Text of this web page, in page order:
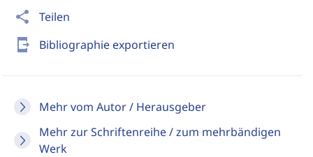
share Teilen
send_to_mobile Bibliographie exportieren
Mehr vom Autor / Herausgeber
Mehr zur Schriftenreihe / zum mehrbändigen
Werk